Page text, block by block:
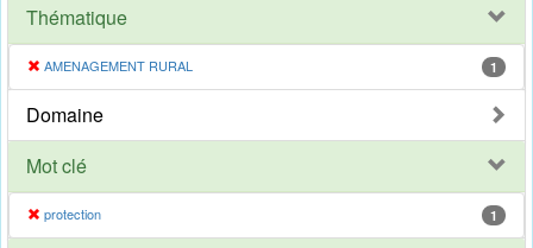
Thématique
AMENAGEMENT RURAL 1
Domaine
Mot clé
protection 1